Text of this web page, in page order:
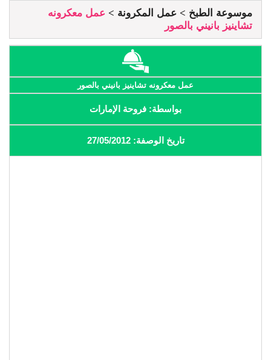
موسوعة الطبخ عمل المكرونة
عمل معكرونه
تشاينيز بانيني بالصور
عمل معكرونه تشاينيز بانيني بالصور
بواسطة: فروحة الإمارات
تاريخ الوصفة: 27/05/2012